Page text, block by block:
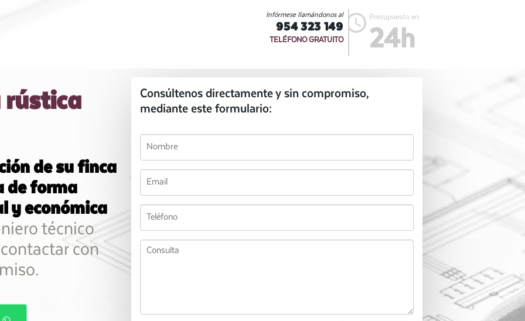
Presupuesto en
24h
Infórmese llamándonos al
954 323 149
TELÉFONO GRATUITO
de su finca
de forma
y económica
técnico
con
Consúltenos directamente y sin compromiso,
mediante este formulario: